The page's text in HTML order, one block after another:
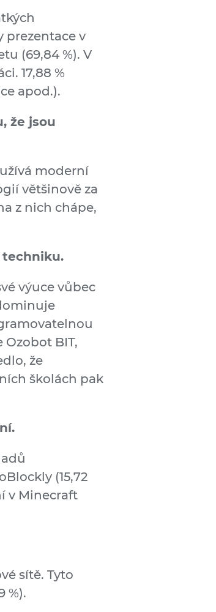
prezentace v
(69,84 %). V
17,88 %
apod.).
že jsou
moderní
většinově za
z nich chápe,
výuce vůbec
BIT,
že
školách pak
(15,72
v Minecraft
sítě. Tyto
%).